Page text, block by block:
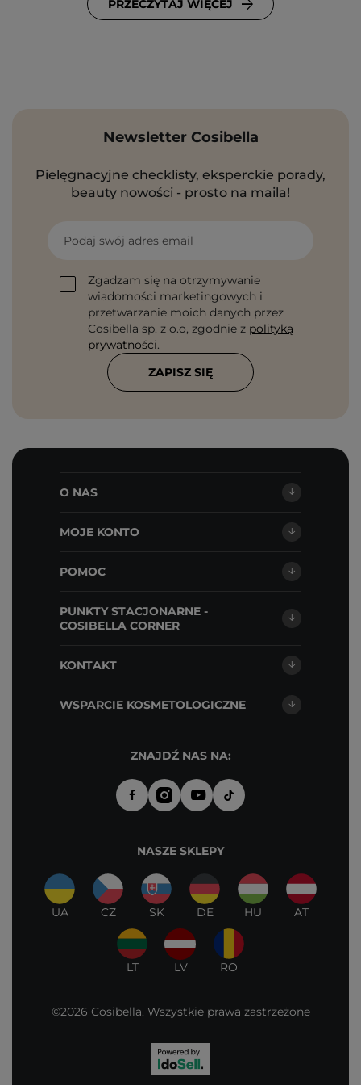
PRZECZYTAJ WIĘCEJ
Newsletter Cosibella
Pielęgnacyjne checklisty, eksperckie porady,
beauty nowości - prosto na maila!
Podaj swój adres email
Zgadzam się na otrzymywanie
wiadomości marketingowych i
przetwarzanie moich danych przez
Cosibella sp. z o.o, zgodnie z polityką
prywatności.
ZAPISZ SIĘ
O NAS
MOJE KONTO
POMOC
PUNKTY STACJONARNE -
COSIBELLA CORNER
KONTAKT
WSPARCIE KOSMETOLOGICZNE
ZNAJDŹ NAS NA:
NASZE SKLEPY
UA CZ SK DE HU AT
LT LV RO
©2026 Cosibella. Wszystkie prawa zastrzeżone